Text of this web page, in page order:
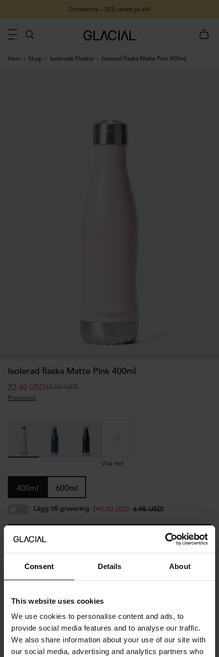
Consent Details About
This website uses cookies
We use cookies to personalise content and ads, to
provide social media features and to analyse our traffic.
We also share information about your use of our site with
our social media, advertising and analytics partners who
Sommarrea – 30% rabatt på allt.
Hem Shop Isolerade Flaskor Isolerad flaska Matte Pink 400ml
Isolerad flaska Matte Pink 400ml
32.00 USD
22.40 USD
Prishistorik
Visa mer
400ml 600ml
Lägg till gravering (+0.00 USD 6.95 USD)
Den isolerade flaskan Matte Pink 400ml är framtagen för enkel
håller den drycken kall i upp till 24 timmar och varm i upp till 12.
Den passar för både varma och kalla drycker och är smidig att ta
med under dagens alla aktiviteter.